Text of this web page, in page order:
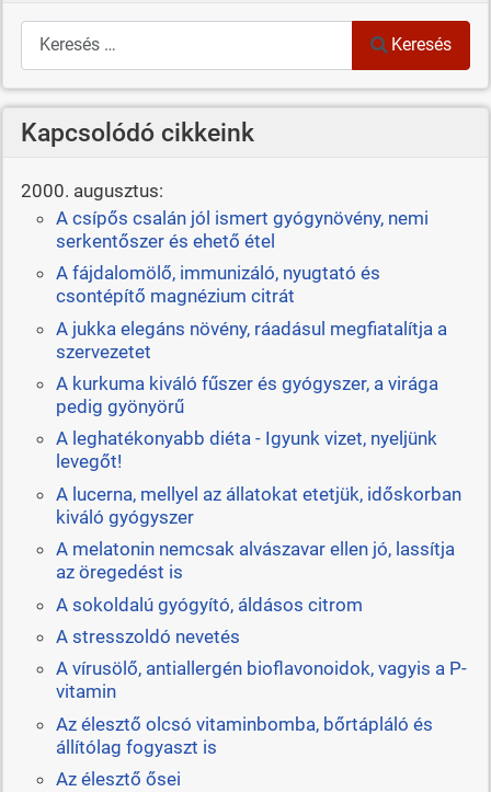
Keresés
Keresés
Kapcsolódó cikkeink
2000. augusztus:
A csípős csalán jól ismert gyógynövény, nemi
serkentőszer és ehető étel
A fájdalomölő, immunizáló, nyugtató és
csontépítő magnézium citrát
A jukka elegáns növény, ráadásul megfiatalítja a
szervezetet
A kurkuma kiváló fűszer és gyógyszer, a virága
pedig gyönyörű
A leghatékonyabb diéta - Igyunk vizet, nyeljünk
levegőt!
A lucerna, mellyel az állatokat etetjük, időskorban
kiváló gyógyszer
A melatonin nemcsak alvászavar ellen jó, lassítja
az öregedést is
A sokoldalú gyógyító, áldásos citrom
A stresszoldó nevetés
A vírusölő, antiallergén bioflavonoidok, vagyis a P-
vitamin
Az élesztő olcsó vitaminbomba, bőrtápláló és
állítólag fogyaszt is
Az élesztő ősei